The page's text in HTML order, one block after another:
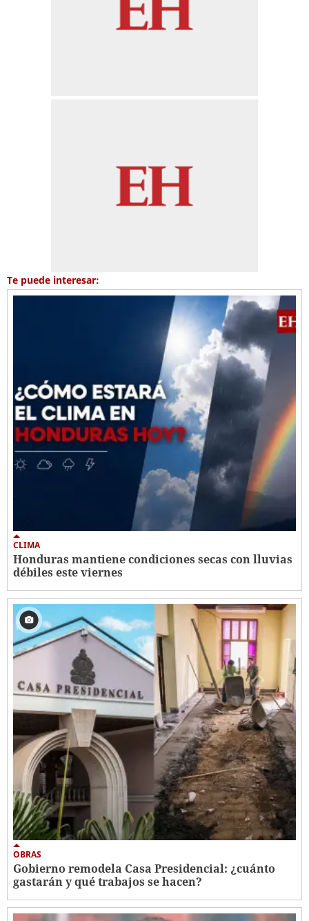
Te puede interesar:
CLIMA
Honduras mantiene condiciones secas con lluvias
débiles este viernes
OBRAS
Gobierno remodela Casa Presidencial: ¿cuánto
gastarán y qué trabajos se hacen?